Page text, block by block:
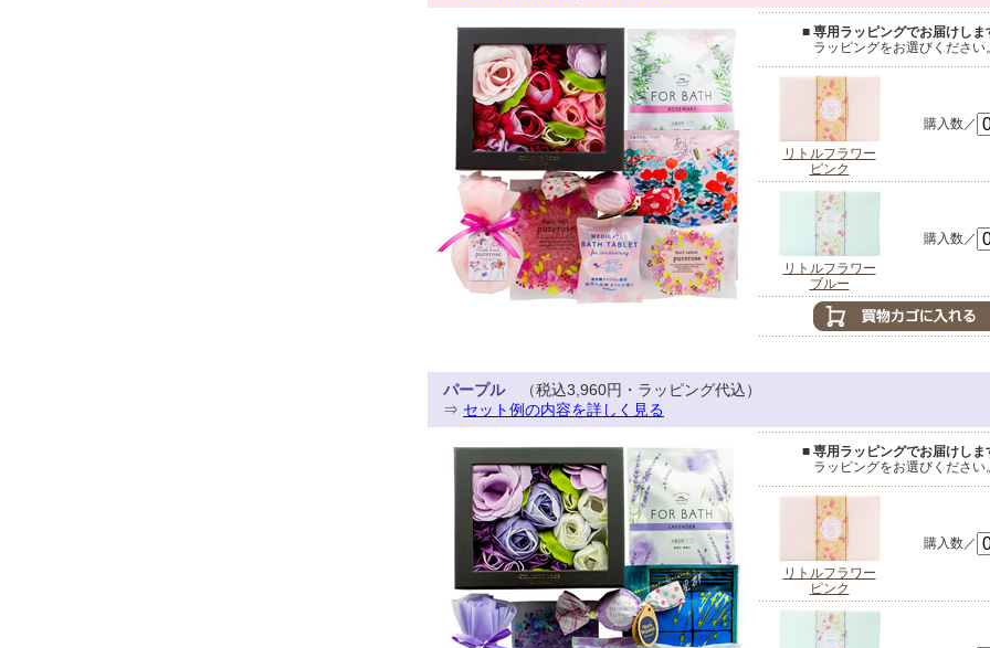
■ 専用ラッピングでお届けしま
ラッピングをお選びください。
リトルフラワー
ピンク
購入数／
リトルフラワー
ブルー
購入数／
パープル（税込3,960円・ラッピング代込）
⇒ セット例の内容を詳しく見る
■ 専用ラッピングでお届けしま
ラッピングをお選びください。
リトルフラワー
ピンク
購入数／